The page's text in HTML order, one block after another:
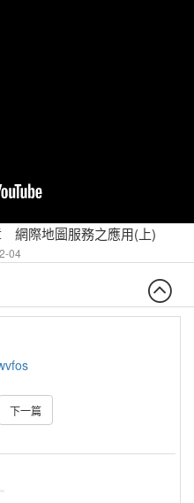
網際地圖服務之應用(上)
04
下一篇